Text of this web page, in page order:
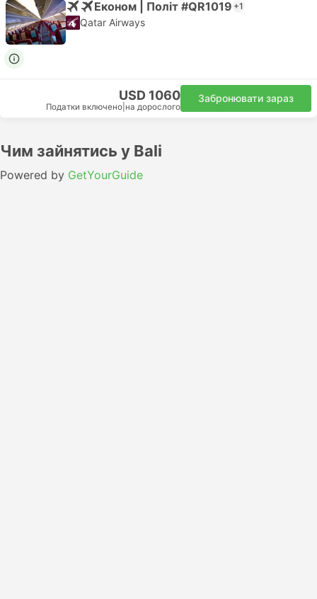
Економ | Політ #QR1019 +1
Qatar Airways
USD 1060
Податки включено на дорослого
Забронювати зараз
Чим зайнятись у Bali
Powered by GetYourGuide